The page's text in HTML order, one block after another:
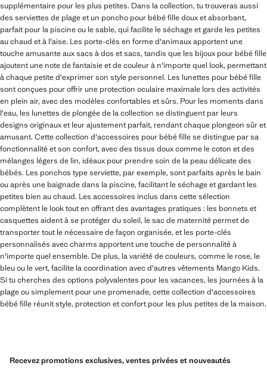
supplémentaire pour les plus petites. Dans la collection, tu trouveras aussi
des serviettes de plage et un poncho pour bébé fille doux et absorbant,
parfait pour la piscine ou le sable, qui facilite le séchage et garde les petites
au chaud et à l'aise. Les porte-clés en forme d'animaux apportent une
touche amusante aux sacs à dos et sacs, tandis que les bijoux pour bébé fille
ajoutent une note de fantaisie et de couleur à n'importe quel look, permettant
à chaque petite d'exprimer son style personnel. Les lunettes pour bébé fille
sont conçues pour offrir une protection oculaire maximale lors des activités
en plein air, avec des modèles confortables et sûrs. Pour les moments dans
l'eau, les lunettes de plongée de la collection se distinguent par leurs
designs originaux et leur ajustement parfait, rendant chaque plongeon sûr et
amusant. Cette collection d'accessoires pour bébé fille se distingue par sa
fonctionnalité et son confort, avec des tissus doux comme le coton et des
mélanges légers de lin, idéaux pour prendre soin de la peau délicate des
bébés. Les ponchos type serviette, par exemple, sont parfaits après le bain
ou après une baignade dans la piscine, facilitant le séchage et gardant les
petites bien au chaud. Les accessoires inclus dans cette sélection
complètent le look tout en offrant des avantages pratiques : les bonnets et
casquettes aident à se protéger du soleil, le sac de maternité permet de
transporter tout le nécessaire de façon organisée, et les porte-clés
personnalisés avec charms apportent une touche de personnalité à
n'importe quel ensemble. De plus, la variété de couleurs, comme le rose, le
bleu ou le vert, facilite la coordination avec d'autres vêtements Mango Kids.
Si tu cherches des options polyvalentes pour les vacances, les journées à la
plage ou simplement pour une promenade, cette collection d'accessoires
bébé fille réunit style, protection et confort pour les plus petites de la maison.
Recevez promotions exclusives, ventes privées et nouveautés